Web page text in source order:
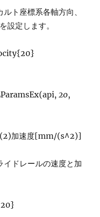
ト座標系各軸方向、
設定します。
20,
加速度[mm/(s^2)]
イドレールの速度と加